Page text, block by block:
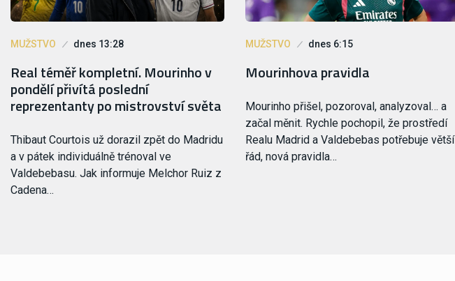
MUŽSTVO dnes 13:28
Real téměř kompletní. Mourinho v
pondělí přivítá poslední
reprezentanty po mistrovství světa
Thibaut Courtois už dorazil zpět do Madridu
a v pátek individuálně trénoval ve
Valdebebasu. Jak informuje Melchor Ruiz z
Cadena…
MUŽSTVO dnes 6:15
Mourinhova pravidla
Mourinho přišel, pozoroval, analyzoval… a
začal měnit. Rychle pochopil, že prostředí
Realu Madrid a Valdebebas potřebuje větší
řád, nová pravidla…